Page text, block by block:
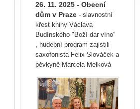
26. 11. 2025 - Obecní
dům v Praze - slavnostní
křest knihy Václava
Budínského "Boží dar víno"
, hudební program zajistili
saxofonista Felix Slováček a
pěvkyně Marcela Melková